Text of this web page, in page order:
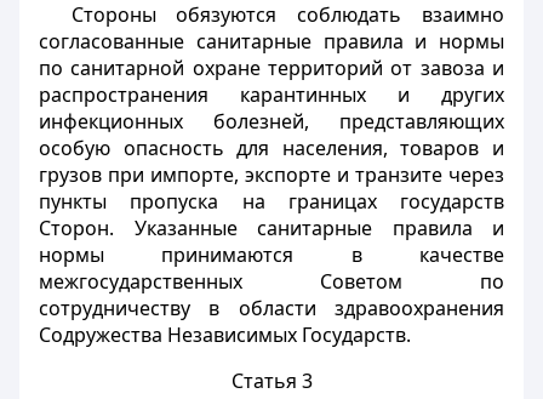
Стороны обязуются соблюдать взаимно
согласованные санитарные правила и нормы
по санитарной охране территорий от завоза и
распространения карантинных и других
инфекционных болезней, представляющих
особую опасность для населения, товаров и
грузов при импорте, экспорте и транзите через
пункты пропуска на границах государств
Сторон. Указанные санитарные правила и
нормы принимаются в качестве
межгосударственных Советом по
сотрудничеству в области здравоохранения
Содружества Независимых Государств.
Статья 3